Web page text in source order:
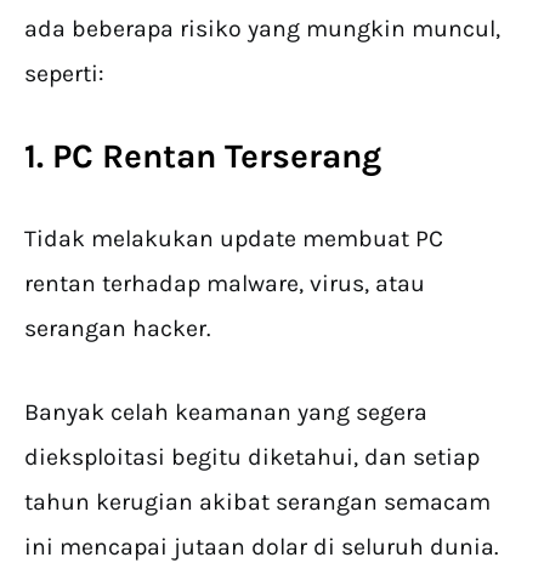
ada beberapa risiko yang mungkin muncul,
seperti:
1. PC Rentan Terserang
Tidak melakukan update membuat PC
rentan terhadap malware, virus, atau
serangan hacker.
Banyak celah keamanan yang segera
dieksploitasi begitu diketahui, dan setiap
tahun kerugian akibat serangan semacam
ini mencapai jutaan dolar di seluruh dunia.